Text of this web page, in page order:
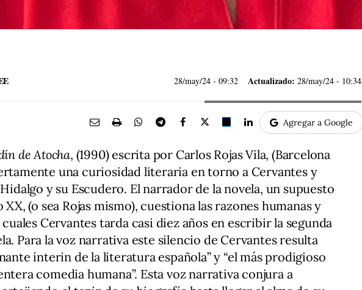
28/may/24 - 09:32 Actualizado: 28/may/24 - 10:34
Agregar a Google
de Atocha, (1990) escrita por Carlos Rojas Vila, (Barcelona
una curiosidad literaria en torno a Cervantes y
y su Escudero. El narrador de la novela, un supuesto
(o sea Rojas mismo), cuestiona las razones humanas y
Cervantes tarda casi diez años en escribir la segunda
Para la voz narrativa este silencio de Cervantes resulta
ínterin de la literatura española” y “el más prodigioso
comedia humana”. Esta voz narrativa conjura a